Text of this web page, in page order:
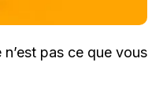
pas ce que vous